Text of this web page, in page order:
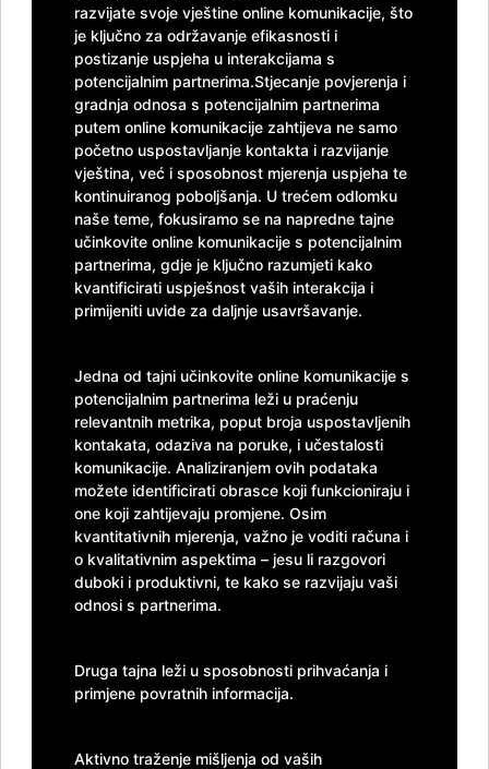
razvijate svoje vještine online komunikacije, što
je ključno za održavanje efikasnosti i
postizanje uspjeha u interakcijama s
potencijalnim partnerima.Stjecanje povjerenja i
gradnja odnosa s potencijalnim partnerima
putem online komunikacije zahtijeva ne samo
početno uspostavljanje kontakta i razvijanje
vještina, već i sposobnost mjerenja uspjeha te
kontinuiranog poboljšanja. U trećem odlomku
naše teme, fokusiramo se na napredne tajne
učinkovite online komunikacije s potencijalnim
partnerima, gdje je ključno razumjeti kako
kvantificirati uspješnost vaših interakcija i
primijeniti uvide za daljnje usavršavanje.
Jedna od tajni učinkovite online komunikacije s
potencijalnim partnerima leži u praćenju
relevantnih metrika, poput broja uspostavljenih
kontakata, odaziva na poruke, i učestalosti
komunikacije. Analiziranjem ovih podataka
možete identificirati obrasce koji funkcioniraju i
one koji zahtijevaju promjene. Osim
kvantitativnih mjerenja, važno je voditi računa i
o kvalitativnim aspektima – jesu li razgovori
duboki i produktivni, te kako se razvijaju vaši
odnosi s partnerima.
Druga tajna leži u sposobnosti prihvaćanja i
primjene povratnih informacija.
Aktivno traženje mišljenja od vaših